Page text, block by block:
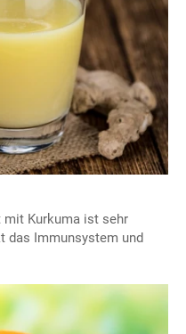
mit Kurkuma ist sehr
das Immunsystem und